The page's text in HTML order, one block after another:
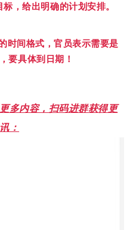
，给出明确的计划安排。
时间格式，官员表示需要是
要具体到日期！
多内容，扫码进群获得更
：